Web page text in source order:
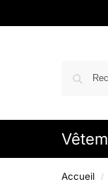
Accueil /